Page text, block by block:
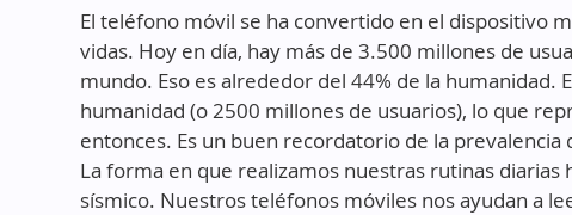
El teléfono móvil se ha convertido en el dispositivo
vidas. Hoy en día, hay más de 3.500 millones de
mundo. Eso es alrededor del 44% de la humanidad.
humanidad (o 2500 millones de usuarios), lo que
entonces. Es un buen recordatorio de la
La forma en que realizamos nuestras rutinas diarias
sísmico. Nuestros teléfonos móviles nos ayudan a